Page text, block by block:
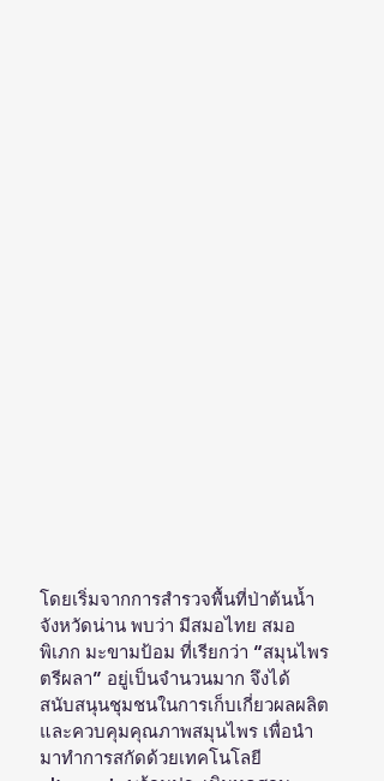
โดยเริ่มจากการสำรวจพื้นที่ป่าต้นน้ำ
จังหวัดน่าน พบว่า มีสมอไทย สมอ
พิเภก มะขามป้อม ที่เรียกว่า “สมุนไพร
ตรีผลา” อยู่เป็นจำนวนมาก จึงได้
สนับสนุนชุมชนในการเก็บเกี่ยวผลผลิต
และควบคุมคุณภาพสมุนไพร เพื่อนำ
มาทำการสกัดด้วยเทคโนโลยี